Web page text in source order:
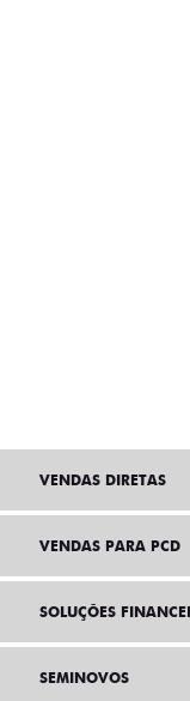
VENDAS DIRETAS
VENDAS PARA PCD
SOLUÇÕES
SEMINOVOS